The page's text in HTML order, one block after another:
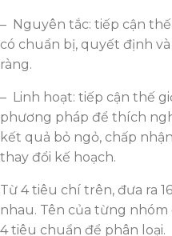
– Nguyên tắc: tiếp cận
có chuẩn bị, quyết định
ràng.
– Linh hoạt: tiếp cận thế
phương pháp để thích
kết quả bỏ ngỏ, chấp
thay đổi kế hoạch.
Từ 4 tiêu chí trên, đưa ra
nhau. Tên của từng nhóm
4 tiêu chuẩn để phân loại.